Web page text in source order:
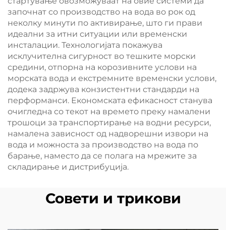
започнат со производство на вода во рок од
неколку минути по активирање, што ги прави
идеални за итни ситуации или временски
инсталации. Технологијата покажува
исклучителна сигурност во тешките морски
средини, отпорна на корозивните услови на
морската вода и екстремните временски услови,
додека задржува конзистентни стандарди на
перформанси. Економската ефикасност станува
очигледна со текот на времето преку намалени
трошоци за транспортирање на водни ресурси,
намалена зависност од надворешни извори на
вода и можноста за производство на вода по
барање, наместо да се полага на мрежите за
складирање и дистрибуција.
Совети и трикови